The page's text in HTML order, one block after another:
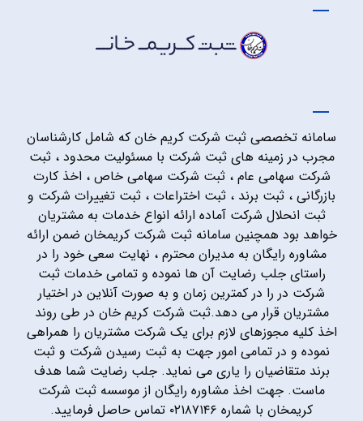
سامانه تخصصی ثبت شرکت کریم خان که شامل کارشناسان
مجرب در زمینه های ثبت شرکت با مسئولیت محدود ، ثبت
شرکت سهامی عام ، ثبت شرکت سهامی خاص ، اخذ کارت
بازرگانی ، ثبت برند ، ثبت اختراعات ، ثبت تغییرات شرکت و
ثبت انحلال شرکت آماده ارائه انواع خدمات به مشتریان
خواهد بود همچنین سامانه ثبت شرکت کریمخان ضمن ارائه
مشاوره رایگان به مدیران محترم ، نهایت سعی خود را در
راستای جلب رضایت آن ها نموده و تمامی خدمات ثبت
شرکت در را در کمترین زمان و به صورت آنلاین در اختیار
مشتریان قرار می دهد.ثبت شرکت کریم خان در طی روند
اخذ کلیه مجوزهای لازم برای یک شرکت مشتریان را همراهی
نموده و در تمامی امور جهت به ثبت رسیدن شرکت و ثبت
برند متقاضیان را یاری می نماید. جلب رضایت شما هدف
ماست. جهت اخذ مشاوره رایگان از موسسه ثبت شرکت
کریمخان با شماره ۰۲۱۸۷۱۴۶ تماس حاصل فرمایید.